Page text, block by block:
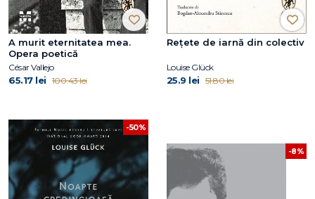
A murit eternitatea mea.
Opera poetică
César Vallejo
65.17 lei 100.43 lei
Rețete de iarnă din colectiv
Louise Glück
25.9 lei 51.80 lei
-50%
-8%